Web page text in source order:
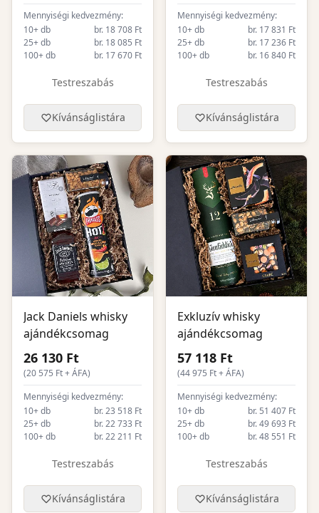
Mennyiségi kedvezmény:
10+ db
br. 18 708 Ft
25+ db
br. 18 085 Ft
100+ db
br. 17 670 Ft
Testreszabás
Kívánságlistára
Mennyiségi kedvezmény:
10+ db
br. 17 831 Ft
25+ db
br. 17 236 Ft
100+ db
br. 16 840 Ft
Testreszabás
Kívánságlistára
Jack Daniels whisky
ajándékcsomag
26 130 Ft
(20 575 Ft + ÁFA)
Mennyiségi kedvezmény:
10+ db
br. 23 518 Ft
25+ db
br. 22 733 Ft
100+ db
br. 22 211 Ft
Testreszabás
Kívánságlistára
Exkluzív whisky
ajándékcsomag
57 118 Ft
(44 975 Ft + ÁFA)
Mennyiségi kedvezmény:
10+ db
br. 51 407 Ft
25+ db
br. 49 693 Ft
100+ db
br. 48 551 Ft
Testreszabás
Kívánságlistára